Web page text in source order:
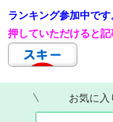
ランキング参加中です
押していただけると記
お気に